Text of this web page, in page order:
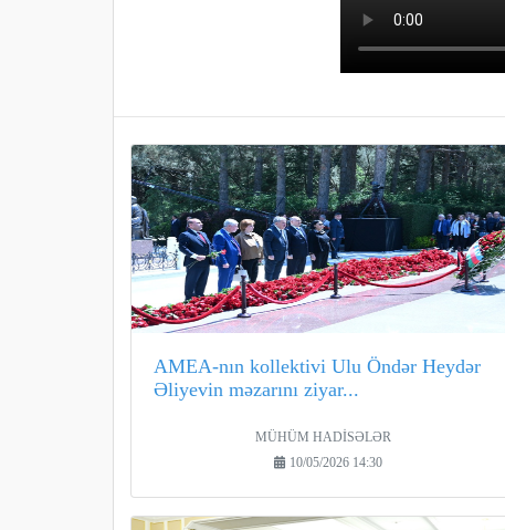
AMEA-nın kollektivi Ulu Öndər Heydər
Əliyevin məzarını ziyar...
MÜHÜM HADİSƏLƏR
10/05/2026 14:30